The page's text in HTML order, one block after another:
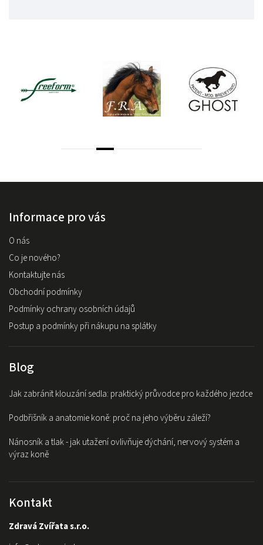
Informace pro vás
O nás
Co je nového?
Kontaktujte nás
Obchodní podmínky
Podmínky ochrany osobních údajů
Postup a podmínky při nákupu na splátky
Blog
Jak zabránit klouzání sedla: praktický průvodce pro každého jezdce
Podbřišník a anatomie koně: proč na jeho výběru záleží?
Nánosník a tlak - jak utažení ovlivňuje dýchání, nervový systém a
výraz koně
Kontakt
Zdravá Zvířata s.r.o.